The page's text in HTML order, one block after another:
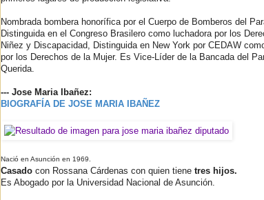
Nombrada bombera honorífica por el Cuerpo de Bomberos del
Distinguida en el Congreso Brasilero como luchadora por los
Niñez y Discapacidad, Distinguida en New York por CEDAW
por los Derechos de la Mujer. Es Vice-Líder de la Bancada del
Querida.
--- Jose Maria Ibañez:
BIOGRAFÍA DE JOSE MARIA IBAÑEZ
Nació en Asunción en 1969.
Casado con Rossana Cárdenas con quien tiene tres hijos.
Es Abogado por la Universidad Nacional de Asunción.